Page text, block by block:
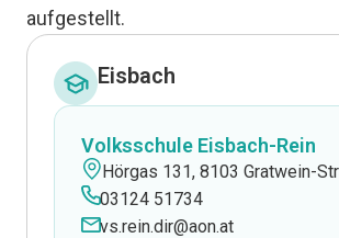
aufgestellt.
Eisbach
Volksschule Eisbach-Rein
Hörgas 131, 8103 Gratwein-
03124 51734
vs.rein.dir@aon.at